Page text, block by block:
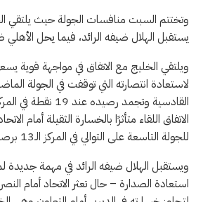
وتختتم السبت منافسات الجولة حيث يلتقي
يستقبل الهلال ضيفه الرائد، فيما يحل الأهلي
ويلتقي الخليج مع الاتفاق في مواجهة قوية
لاستعادة انتصارته التي توقفت في الجولة
القادسية وتجمد
الاتفاق اللقاء متأثرًا بالخسارة الثقيلة أمام
للجولة التاسعة على التوالي في المركز الـ13 برصيد 12 نقطة.
ويستقبل الهلال ضيفه الرائد في مهمة جديدة
استعادة الصدارة – حال تعثر الاتحاد أمام